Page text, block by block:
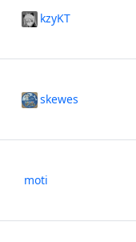
kzyKT
skewes
moti